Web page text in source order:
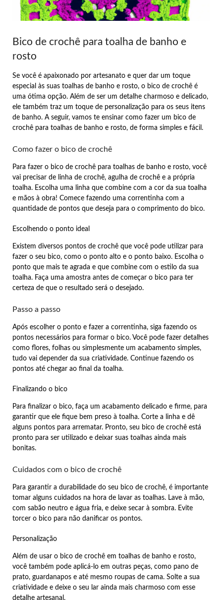
Bico de crochê para toalha de banho e
rosto
Se você é apaixonado por artesanato e quer dar um toque
especial às suas toalhas de banho e rosto, o bico de crochê é
uma ótima opção. Além de ser um detalhe charmoso e delicado,
ele também traz um toque de personalização para os seus itens
de banho. A seguir, vamos te ensinar como fazer um bico de
crochê para toalhas de banho e rosto, de forma simples e fácil.
Como fazer o bico de crochê
Para fazer o bico de crochê para toalhas de banho e rosto, você
vai precisar de linha de crochê, agulha de crochê e a própria
toalha. Escolha uma linha que combine com a cor da sua toalha
e mãos à obra! Comece fazendo uma correntinha com a
quantidade de pontos que deseja para o comprimento do bico.
Escolhendo o ponto ideal
Existem diversos pontos de crochê que você pode utilizar para
fazer o seu bico, como o ponto alto e o ponto baixo. Escolha o
ponto que mais te agrada e que combine com o estilo da sua
toalha. Faça uma amostra antes de começar o bico para ter
certeza de que o resultado será o desejado.
Passo a passo
Após escolher o ponto e fazer a correntinha, siga fazendo os
pontos necessários para formar o bico. Você pode fazer detalhes
como flores, folhas ou simplesmente um acabamento simples,
tudo vai depender da sua criatividade. Continue fazendo os
pontos até chegar ao final da toalha.
Finalizando o bico
Para finalizar o bico, faça um acabamento delicado e firme, para
garantir que ele fique bem preso à toalha. Corte a linha e dê
alguns pontos para arrematar. Pronto, seu bico de crochê está
pronto para ser utilizado e deixar suas toalhas ainda mais
bonitas.
Cuidados com o bico de crochê
Para garantir a durabilidade do seu bico de crochê, é importante
tomar alguns cuidados na hora de lavar as toalhas. Lave à mão,
com sabão neutro e água fria, e deixe secar à sombra. Evite
torcer o bico para não danificar os pontos.
Personalização
Além de usar o bico de crochê em toalhas de banho e rosto,
você também pode aplicá-lo em outras peças, como pano de
prato, guardanapos e até mesmo roupas de cama. Solte a sua
criatividade e deixe o seu lar ainda mais charmoso com esse
detalhe artesanal.